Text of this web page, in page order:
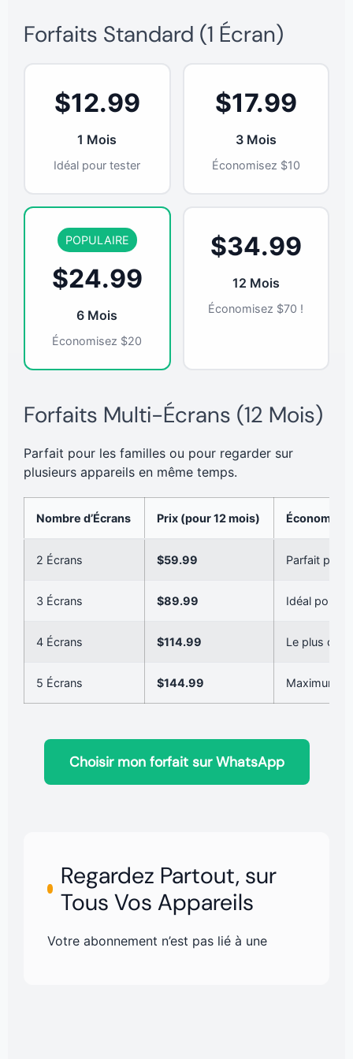
Forfaits Standard (1 Écran)
$12.99
1 Mois
Idéal pour tester
$17.99
3 Mois
Économisez $10
POPULAIRE
$24.99
6 Mois
Économisez $20
$34.99
12 Mois
Économisez $70 !
Forfaits Multi-Écrans (12 Mois)
Parfait pour les familles ou pour regarder sur
plusieurs appareils en même temps.
Nombre d’Écrans Prix (pour 12 mois) Économies
2 Écrans $59.99 Parfait pour
3 Écrans $89.99 Idéal pour
4 Écrans $114.99 Le plus
5 Écrans $144.99 Maximum
Choisir mon forfait sur WhatsApp
Regardez Partout, sur
Tous Vos Appareils
Votre abonnement n’est pas lié à une